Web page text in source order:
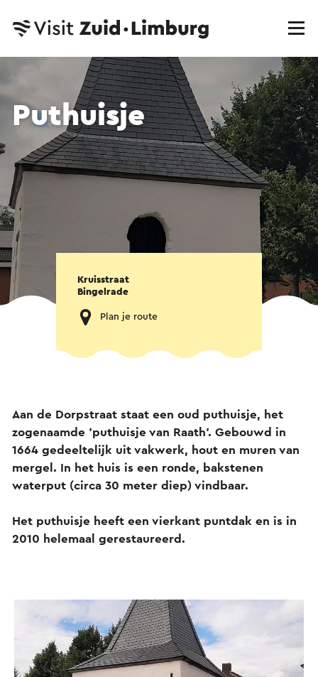
Puthuisje
Kruisstraat
Bingelrade
Plan je route
Aan de Dorpstraat staat een oud puthuisje, het
zogenaamde 'puthuisje van Raath'. Gebouwd in
1664 gedeeltelijk uit vakwerk, hout en muren van
mergel. In het huis is een ronde, bakstenen
waterput (circa 30 meter diep) vindbaar.
Het puthuisje heeft een vierkant puntdak en is in
2010 helemaal gerestaureerd.